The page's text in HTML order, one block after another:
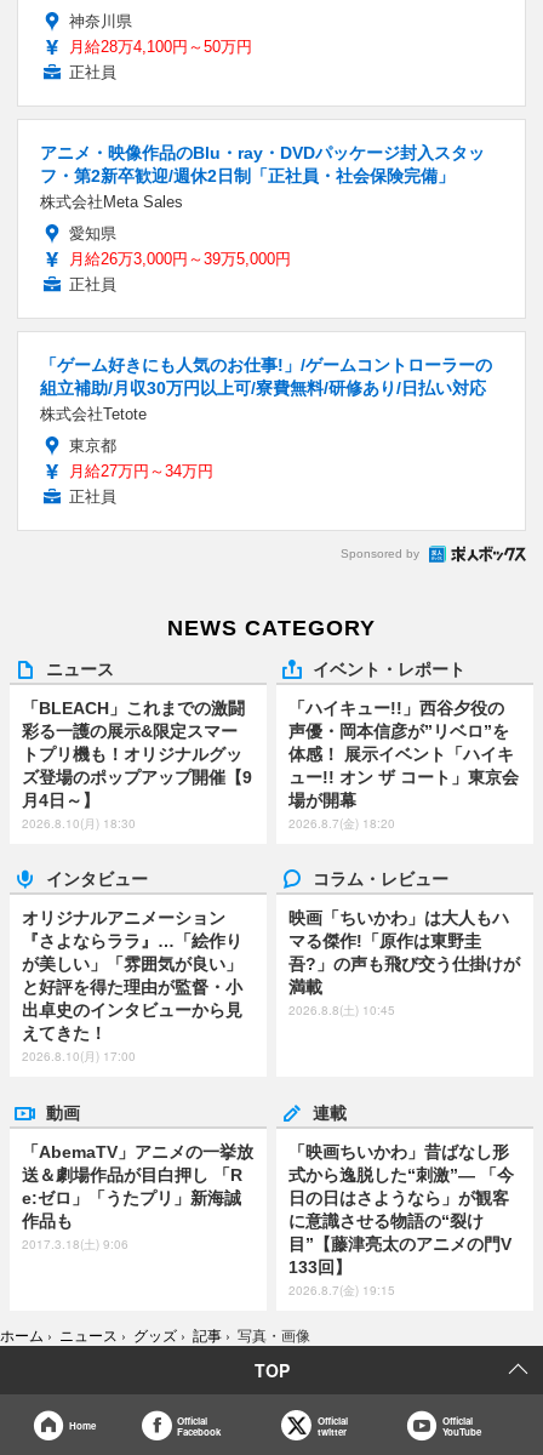
神奈川県
月給28万4,100円～50万円
正社員
アニメ・映像作品のBlu・ray・DVDパッケージ封入スタッ
フ・第2新卒歓迎/週休2日制「正社員・社会保険完備」
株式会社Meta Sales
愛知県
月給26万3,000円～39万5,000円
正社員
「ゲーム好きにも人気のお仕事!」/ゲームコントローラーの
組立補助/月収30万円以上可/寮費無料/研修あり/日払い対応
株式会社Tetote
東京都
月給27万円～34万円
正社員
Sponsored by
NEWS CATEGORY
ニュース
「BLEACH」これまでの激闘
彩る一護の展示&限定スマー
トプリ機も！オリジナルグッ
ズ登場のポップアップ開催【9
月4日～】
2026.8.10(月) 18:30
イベント・レポート
「ハイキュー!!」西谷夕役の
声優・岡本信彦が”リベロ”を
体感！ 展示イベント「ハイキ
ュー!! オン ザ コート」東京会
場が開幕
2026.8.7(金) 18:20
インタビュー
オリジナルアニメーション
『さよならララ』…「絵作り
が美しい」「雰囲気が良い」
と好評を得た理由が監督・小
出卓史のインタビューから見
えてきた！
2026.8.10(月) 17:00
コラム・レビュー
映画「ちいかわ」は大人もハ
マる傑作!「原作は東野圭
吾?」の声も飛び交う仕掛けが
満載
2026.8.8(土) 10:45
動画
「AbemaTV」アニメの一挙放
送＆劇場作品が目白押し 「R
e:ゼロ」「うたプリ」新海誠
作品も
2017.3.18(土) 9:06
連載
「映画ちいかわ」昔ばなし形
式から逸脱した“刺激”― 「今
日の日はさようなら」が観客
に意識させる物語の“裂け
目”【藤津亮太のアニメの門V
133回】
2026.8.7(金) 19:15
ホーム › ニュース › グッズ › 記事 › 写真・画像
TOP
Home
Official
Facebook
Official
twitter
Official
YouTube